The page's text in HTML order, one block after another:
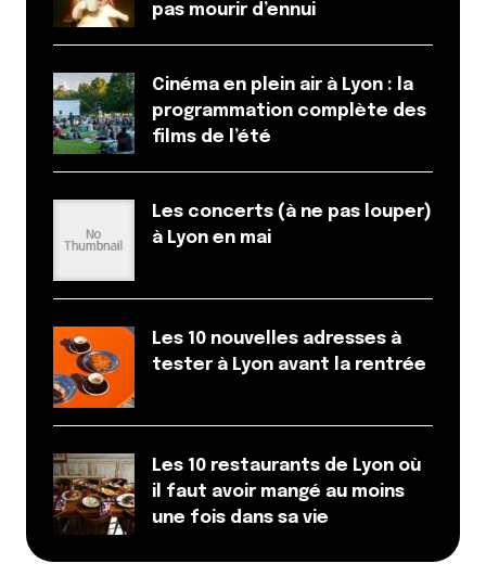
pas mourir d’ennui
Cinéma en plein air à Lyon : la
programmation complète des
films de l’été
Les concerts (à ne pas louper)
à Lyon en mai
Les 10 nouvelles adresses à
tester à Lyon avant la rentrée
Les 10 restaurants de Lyon où
il faut avoir mangé au moins
une fois dans sa vie